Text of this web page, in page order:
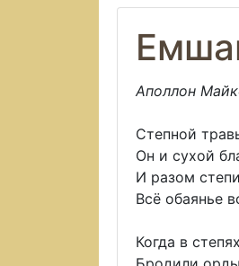
Аполлон
Степной
Он и сухой
И разом
Всё обаянье
Когда в